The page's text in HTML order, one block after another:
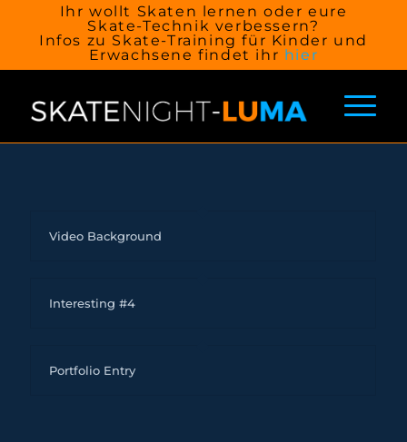
Ihr wollt Skaten lernen oder eure
Skate-Technik verbessern?
Infos zu Skate-Training für Kinder und
Erwachsene findet ihr hier
Video Background
Interesting #4
Portfolio Entry